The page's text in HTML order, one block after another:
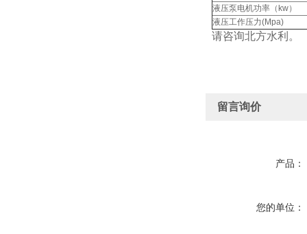
液压泵电机功率（kw）
液压工作压力(Mpa)
请咨询北方水利。
留言询价
产品：
您的单位：